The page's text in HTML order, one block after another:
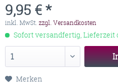
9,95 € *
inkl. MwSt. zzgl. Versandkosten
Sofort versandfertig, Lieferzeit
Merken